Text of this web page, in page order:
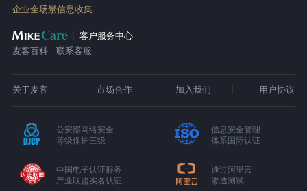
企业全场景信息收集
客户服务中心
麦客百科
联系客服
关于麦客 市场合作 加入我们 用户协议
公安部网络安全
等级保护三级
信息安全管理
体系国际认证
中国电子认证服务
产业联盟实名认证
通过阿里云
渗透测试